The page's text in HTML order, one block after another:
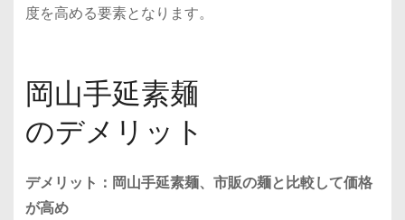
度を高める要素となります。
岡山手延素麺
のデメリット
デメリット：岡山手延素麺、市販の麺と比較して価格
が高め